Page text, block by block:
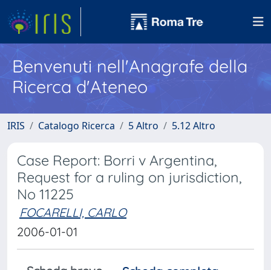
Benvenuti nell'Anagrafe della
Ricerca d'Ateneo
IRIS Catalogo Ricerca 5 Altro 5.12 Altro
Case Report: Borri v Argentina,
Request for a ruling on jurisdiction,
No 11225
FOCARELLI, CARLO
2006-01-01